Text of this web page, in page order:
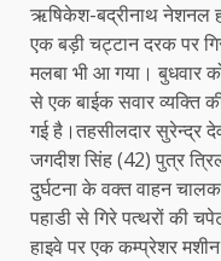
ऋषिकेश-बद्रीनाथ नेशनल
एक बड़ी चट्टान दरक पर
मलबा भी आ गया। बुधवार
से एक बाईक सवार व्यक्ति
गई है।तहसीलदार सुरेन्द्र
जगदीश सिंह (42) पुत्र
दुर्घटना के वक्त वाहन
पहाडी से गिरे पत्थरों की
हाइवे पर एक कम्प्रेशर